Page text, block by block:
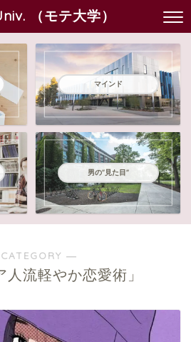
（モテ大学）
マインド
男の"見た目"
―
人流軽やか恋愛術」